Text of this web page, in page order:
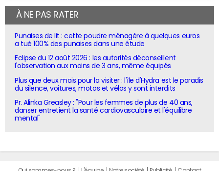
À NE PAS RATER
Punaises de lit : cette poudre ménagère à quelques euros
a tué 100% des punaises dans une étude
Eclipse du 12 août 2026 : les autorités déconseillent
l'observation aux moins de 3 ans, même équipés
Plus que deux mois pour la visiter : l'île d'Hydra est le paradis
du silence, voitures, motos et vélos y sont interdits
Pr. Alinka Greasley : "Pour les femmes de plus de 40 ans,
danser entretient la santé cardiovasculaire et l'équilibre
mental"